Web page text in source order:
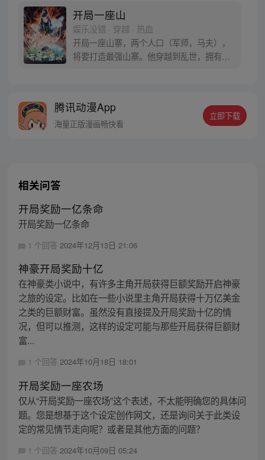
开局一座山
娱乐没错 · 穿越 · 热血
开局一座山寨，两个人口（军师，马夫），
将要打造最强山寨。他穿越到乱世，拥有一
名震古今，问一声：王侯将相，宁有种乎！
腾讯动漫App
海量正版漫画畅快看
立即下载
相关问答
开局奖励一亿条命
开局奖励一亿条命
1 个回答 2024年12月13日 21:06
神豪开局奖励十亿
在神豪类小说中，有许多主角开局获得巨额奖励开启神豪
之旅的设定。比如在一些小说里主角开局获得十万亿美金
之类的巨额财富。虽然没有直接提及开局奖励十亿的情
况，但可以推测，这样的设定可能与那些开局获得巨额财
富...
1 个回答 2024年10月18日 18:01
开局奖励一座农场
仅从“开局奖励一座农场”这个表述，不太能明确您的具体问
题。您是想基于这个设定创作网文，还是询问关于此类设
定的常见情节走向呢？或者是其他方面的问题？
1 个回答 2024年10月09日 05:24